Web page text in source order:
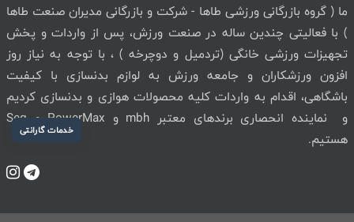
خدمات گارانتی
ما ( گروه بازرگانی ورزشی طاها - شرکت و بازرگانی مدیران صنعت طاها
) با فعالیتی چندین ساله در صنعت ورزش، پس از واردات و پخش
تجهیزات ورزشی خانگی (تردمیل و دوچرخه ) ، با توجه به نیاز روز
افزون ورزشکاران و جامعه ورزش به لوازم بدنسازی با کیفیت
باشگاهی، اقدام به واردات کلیه محصولات هوازی و بدنسازی کردیم
و نماینده انحصاری برندهای معتبر mbh و PowerMax و Seg
هستیم.